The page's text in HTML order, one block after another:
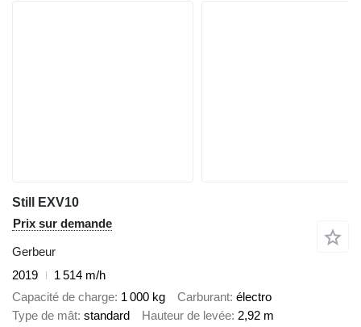
Still EXV10
Prix sur demande
Gerbeur
2019
1 514 m/h
Capacité de charge 1 000 kg Carburant électro
Type de mât standard Hauteur de levée 2,92 m